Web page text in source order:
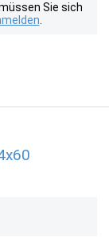
Sie sich